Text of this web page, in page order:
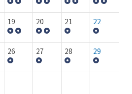
19 20 21 22
26 27 28 29